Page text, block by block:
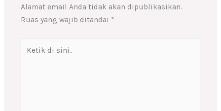
Alamat email Anda tidak akan dipublikasikan.
Ruas yang wajib ditandai *